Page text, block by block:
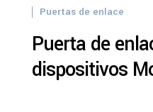
Puertas de enlace
Puerta de enlace OPC UA para
dispositivos